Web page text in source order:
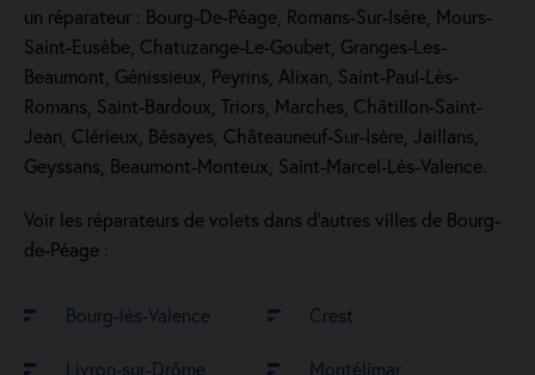
un réparateur : Bourg-De-Péage, Romans-Sur-Isère, Mours-
Saint-Eusèbe, Chatuzange-Le-Goubet, Granges-Les-
Beaumont, Génissieux, Peyrins, Alixan, Saint-Paul-Lès-
Romans, Saint-Bardoux, Triors, Marches, Châtillon-Saint-
Jean, Clérieux, Bésayes, Châteauneuf-Sur-Isère, Jaillans,
Geyssans, Beaumont-Monteux, Saint-Marcel-Lès-Valence.
Voir les réparateurs de volets dans d’autres villes de Bourg-
de-Péage :
Bourg-lès-Valence Crest
Livron-sur-Drôme Montélimar